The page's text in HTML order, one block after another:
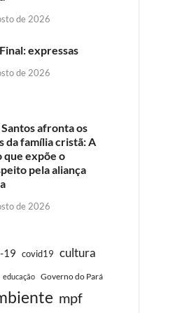
de 2026
expressas
de 2026
afronta os
da família cristã: A
que expõe o
pela aliança
de 2026
19 covid19 cultura
educação Governo do Pará
mpf